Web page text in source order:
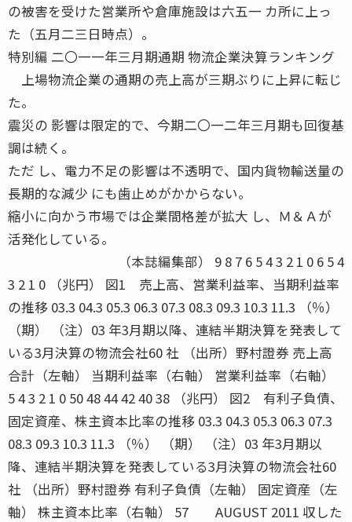
の被害を受けた営業所や倉庫施設は六五一 カ所に上っ
た（五月二三日時点）。
特別編 二〇一一年三月期通期 物流企業決算ランキング
上場物流企業の通期の売上高が三期ぶりに上昇に転じ
た。
震災の 影響は限定的で、今期二〇一二年三月期も回復基
調は続く。
ただ し、電力不足の影響は不透明で、国内貨物輸送量の
長期的な減少 にも歯止めがかからない。
縮小に向かう市場では企業間格差が拡大 し、Ｍ＆Ａが
活発化している。
（本誌編集部） 9 8 7 6 5 4 3 2 1 0 6 5 4
3 2 1 0 （兆円） 図1 売上高、営業利益率、当期利益率
の推移 03.3 04.3 05.3 06.3 07.3 08.3 09.3 10.3 11.3 （％）
（期） （注）03 年3月期以降、連結半期決算を発表して
いる3月決算の物流会社60 社 （出所）野村證券 売上高
合計（左軸） 当期利益率（右軸） 営業利益率（右軸）
5 4 3 2 1 0 50 48 44 42 40 38 （兆円） 図2 有利子負債、
固定資産、株主資本比率の推移 03.3 04.3 05.3 06.3 07.3
08.3 09.3 10.3 11.3 （％） （期） （注）03 年3月期以
降、連結半期決算を発表している3月決算の物流会社60
社 （出所）野村證券 有利子負債（左軸） 固定資産（左
軸） 株主資本比率（右軸） 57 AUGUST 2011 収した